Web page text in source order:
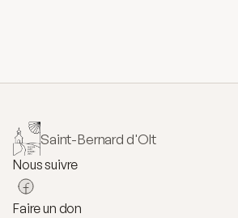
Saint-Bernard d'Olt
Nous suivre
Faire un don